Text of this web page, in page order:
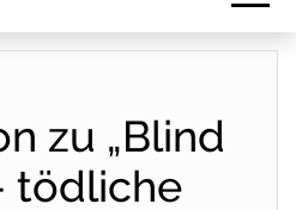
zu „Blind
tödliche